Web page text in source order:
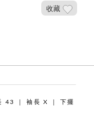
收藏